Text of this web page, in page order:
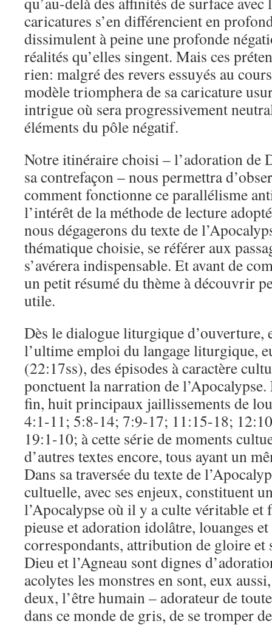
caricatures s’en différencient en
dissimulent à peine une profonde
réalités qu’elles singent. Mais ces
rien: malgré des revers essuyés au
modèle triomphera de sa caricature
intrigue où sera progressivement
éléments du pôle négatif.
Notre itinéraire choisi – l’adoration de
sa contrefaçon – nous permettra
comment fonctionne ce parallélisme
l’intérêt de la méthode de lecture
nous dégagerons du texte de
thématique choisie, se référer aux
s’avérera indispensable. Et avant de
un petit résumé du thème à découvrir
utile.
Dès le dialogue liturgique d’ouverture,
l’ultime emploi du langage liturgique,
(22:17ss), des épisodes à caractère
ponctuent la narration de l’Apocalypse.
fin, huit principaux jaillissements de
4:1-11; 5:8-14; 7:9-17; 11:15-18;
19:1-10; à cette série de moments
d’autres textes encore, tous ayant un
Dans sa traversée du texte de
cultuelle, avec ses enjeux, constituent
l’Apocalypse où il y a culte véritable
pieuse et adoration idolâtre, louanges
correspondants, attribution de gloire et
Dieu et l’Agneau sont dignes
acolytes les monstres en sont, eux
deux, l’être humain – adorateur de
dans ce monde de gris, de se tromper